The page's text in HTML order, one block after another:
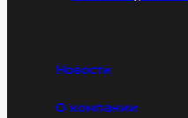
Новости
О компании